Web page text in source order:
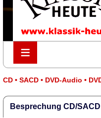
≡
≡
CD • SACD • DVD-Audio •
Besprechung CD/